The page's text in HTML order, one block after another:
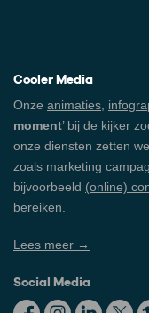
Cooler Media
Onze animaties
moment’ bij de kijker
onze diensten zetten
zoals marketing
bijvoorbeeld (online)
bereiken.
Lees meer →
Social Media